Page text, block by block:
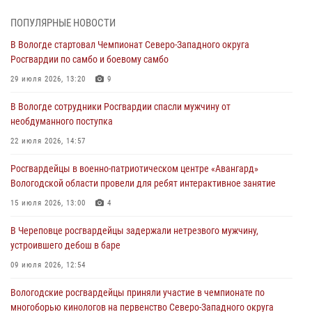
товаров из магазина
В Вологде определились победители и призеры Чемпионатов
Северо-Западного округа Росгвардии по спортивному и боевому
03 августа 2026, 08:54 1
ЗА МИНУВШУЮ НЕДЕЛЮ СОТРУДНИКАМИ ВНЕВЕДОМСТВЕННОЙ
ПРАВОНАРУШИТЕЛЯ
02 августа 2026, 10:37
нарушителя на питбайке
31 июля 2026, 06:43
ПОПУЛЯРНЫЕ НОВОСТИ
В Вологде стартовал Чемпионат Северо-Западного округа
Росгвардии по самбо и боевому самбо
29 июля 2026, 13:20 9
В Вологде сотрудники Росгвардии спасли мужчину от
необдуманного поступка
22 июля 2026, 14:57
Росгвардейцы в военно-патриотическом центре «Авангард»
Вологодской области провели для ребят интерактивное занятие
15 июля 2026, 13:00 4
В Череповце росгвардейцы задержали нетрезвого мужчину,
устроившего дебош в баре
09 июля 2026, 12:54
Вологодские росгвардейцы приняли участие в чемпионате по
многоборью кинологов на первенство Северо-Западного округа